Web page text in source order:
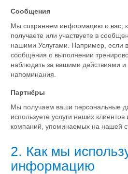
Сообщения
Мы сохраняем информацию о вас,
получаете или участвуете в
нашими Услугами. Например, если
сообщения о выполнении
наблюдать за вашими действиями и
напоминания.
Партнёры
Мы получаем ваши персональные
используете услуги наших
компаний, упоминаемых на нашей
2. Как мы
информацию